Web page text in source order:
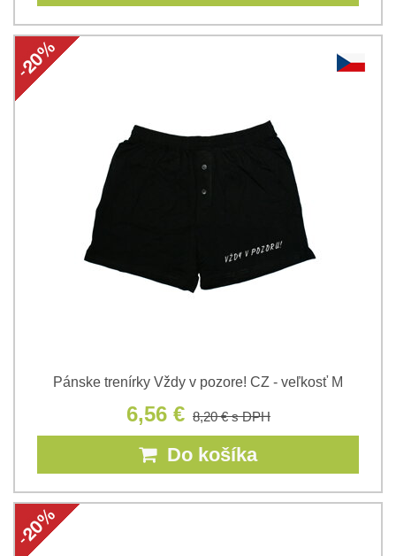
Pánske trenírky Vždy v pozore! CZ - veľkosť M
6,56 € 8,20 €s DPH
Do košíka